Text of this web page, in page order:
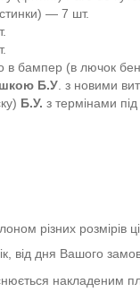
— 7 шт.
в бампер (в лючок
Б.У . з новими
Б.У. з термінами
різних розмірів
від дня Вашого